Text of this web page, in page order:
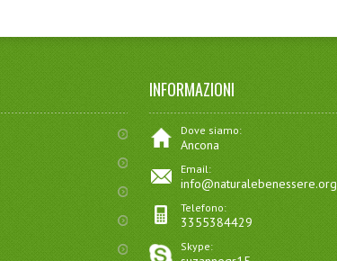
INFORMAZIONI
Dove siamo:
Ancona
Email:
info@naturalebenessere.org
Telefono:
3355384429
Skype: